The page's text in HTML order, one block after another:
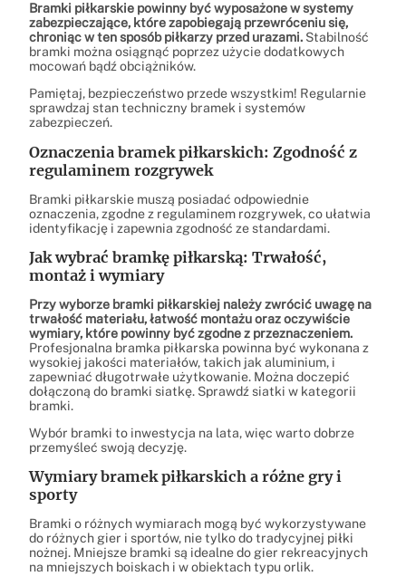
Bramki piłkarskie powinny być wyposażone w systemy
zabezpieczające, które zapobiegają przewróceniu się,
chroniąc w ten sposób piłkarzy przed urazami. Stabilność
bramki można osiągnąć poprzez użycie dodatkowych
mocowań bądź obciążników.
Pamiętaj, bezpieczeństwo przede wszystkim! Regularnie
sprawdzaj stan techniczny bramek i systemów
zabezpieczeń.
Oznaczenia bramek piłkarskich: Zgodność z
regulaminem rozgrywek
Bramki piłkarskie muszą posiadać odpowiednie
oznaczenia, zgodne z regulaminem rozgrywek, co ułatwia
identyfikację i zapewnia zgodność ze standardami.
Jak wybrać bramkę piłkarską: Trwałość,
montaż i wymiary
Przy wyborze bramki piłkarskiej należy zwrócić uwagę na
trwałość materiału, łatwość montażu oraz oczywiście
wymiary, które powinny być zgodne z przeznaczeniem.
Profesjonalna bramka piłkarska powinna być wykonana z
wysokiej jakości materiałów, takich jak aluminium, i
zapewniać długotrwałe użytkowanie. Można doczepić
dołączoną do bramki siatkę. Sprawdź siatki w kategorii
bramki.
Wybór bramki to inwestycja na lata, więc warto dobrze
przemyśleć swoją decyzję.
Wymiary bramek piłkarskich a różne gry i
sporty
Bramki o różnych wymiarach mogą być wykorzystywane
do różnych gier i sportów, nie tylko do tradycyjnej piłki
nożnej. Mniejsze bramki są idealne do gier rekreacyjnych
na mniejszych boiskach i w obiektach typu orlik.